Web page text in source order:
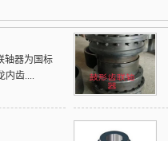
轴器为国标
内齿....